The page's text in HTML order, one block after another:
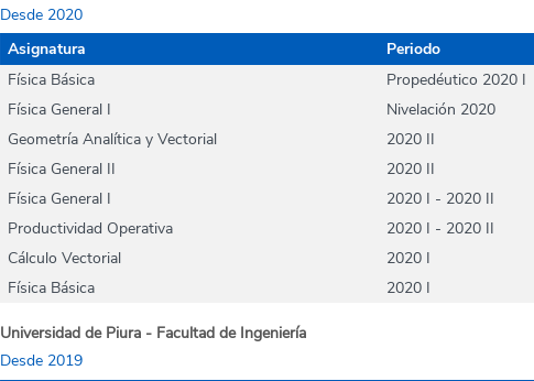
Desde 2020
Asignatura
Periodo
Física Básica
Propedéutico 2020 I
Física General I
Nivelación 2020
Geometría Analítica y Vectorial
2020 II
Física General II
2020 II
Física General I
2020 I - 2020 II
Productividad Operativa
2020 I - 2020 II
Cálculo Vectorial
2020 I
Física Básica
2020 I
Universidad de Piura - Facultad de Ingeniería
Desde 2019